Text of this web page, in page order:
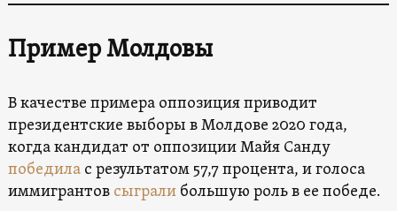
Пример Молдовы
В качестве примера оппозиция приводит
президентские выборы в Молдове 2020 года,
когда кандидат от оппозиции Майя Санду
победилас результатом 57,7 процента, и голоса
иммигрантов сыгралибольшую роль в ее победе.